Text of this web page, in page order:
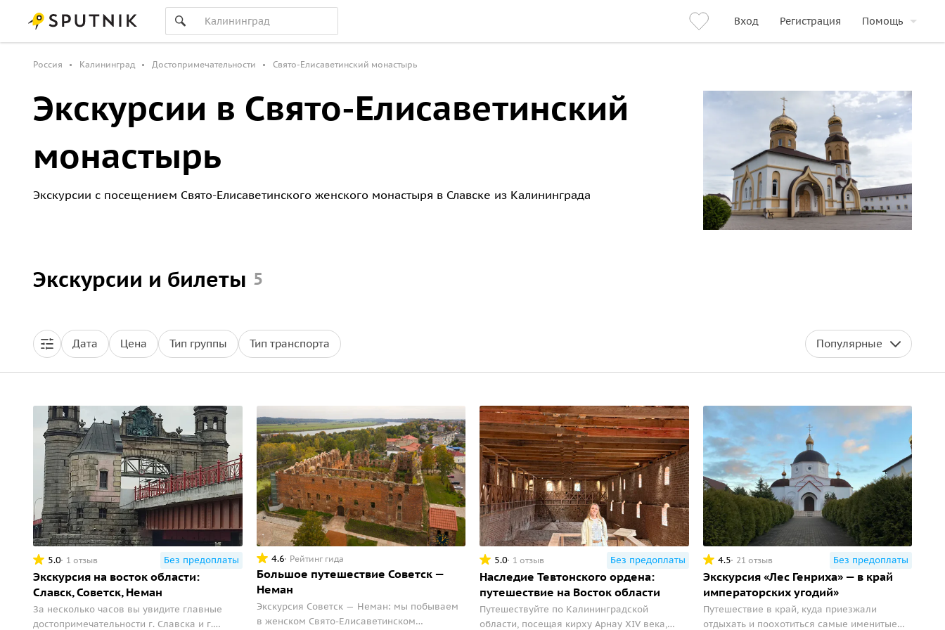
Вход Регистрация Помощь
Россия Калининград Достопримечательности Cвято-Елисаветинский монастырь
Экскурсии в Cвято-Елисаветинский
монастырь
Экскурсии с посещением Cвято-Елисаветинского женского монастыря в Славске из Калининграда
Экскурсии и билеты 5
Дата Цена Тип группы Тип транспорта Популярные
5.0 1 отзыв Без предоплаты
Экскурсия на восток области:
Cлавск, Советск, Неман
За несколько часов вы увидите главные
достопримечательности г. Славска и г.
4.6 Рейтинг гида
Большое путешествие Советск —
Неман
Экскурсия Советск — Неман: мы побываем
в женском Свято-Елисаветинском
5.0 1 отзыв Без предоплаты
Наследие Тевтонского ордена:
путешествие на Восток области
Путешествуйте по Калининградской
области, посещая кирху Арнау XIV века,
4.5 21 отзыв Без предоплаты
Экскурсия «Лес Генриха» — в край
императорских угодий»
Путешествие в край, куда приезжали
отдыхать и поохотиться самые именитые